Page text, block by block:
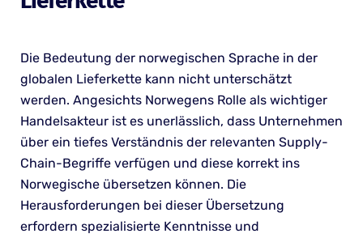
Die Bedeutung der norwegischen Sprache in der
globalen Lieferkette kann nicht unterschätzt
werden. Angesichts Norwegens Rolle als wichtiger
Handelsakteur ist es unerlässlich, dass Unternehmen
über ein tiefes Verständnis der relevanten Supply-
Chain-Begriffe verfügen und diese korrekt ins
Norwegische übersetzen können. Die
Herausforderungen bei dieser Übersetzung
erfordern spezialisierte Kenntnisse und